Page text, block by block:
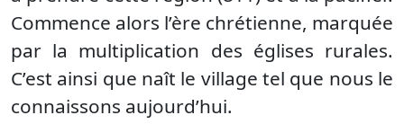
Commence alors l’ère chrétienne, marquée
par la multiplication des églises rurales.
C’est ainsi que naît le village tel que nous le
connaissons aujourd’hui.